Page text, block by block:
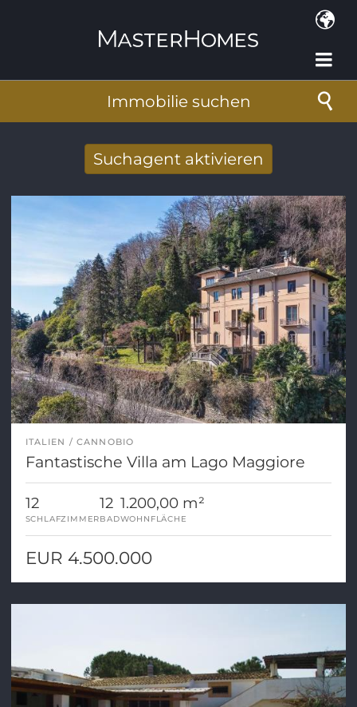
Immobilie suchen
Suchagent aktivieren
E-Mail-Adresse*
ITALIEN CANNOBIO
Fantastische Villa am Lago Maggiore
12
SCHLAFZIMMER
12
BAD
1.200,00 m²
WOHNFLÄCHE
EUR 4.500.000